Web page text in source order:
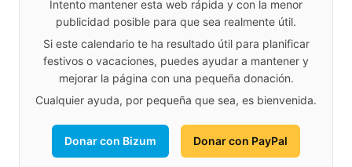
Intento mantener esta web rápida y con la menor
publicidad posible para que sea realmente útil.
Si este calendario te ha resultado útil para planificar
festivos o vacaciones, puedes ayudar a mantener y
mejorar la página con una pequeña donación.
Cualquier ayuda, por pequeña que sea, es bienvenida.
Donar con Bizum Donar con PayPal